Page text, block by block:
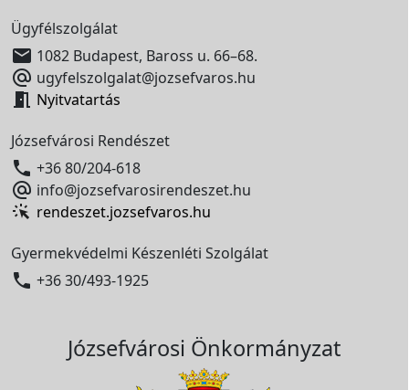
Ügyfélszolgálat
 1082 Budapest, Baross u. 66–68.
 ugyfelszolgalat@jozsefvaros.hu
 Nyitvatartás
Józsefvárosi Rendészet
 +36 80/204-618
 info@jozsefvarosirendeszet.hu
rendeszet.jozsefvaros.hu
Gyermekvédelmi Készenléti Szolgálat
 +36 30/493-1925
Józsefvárosi Önkormányzat